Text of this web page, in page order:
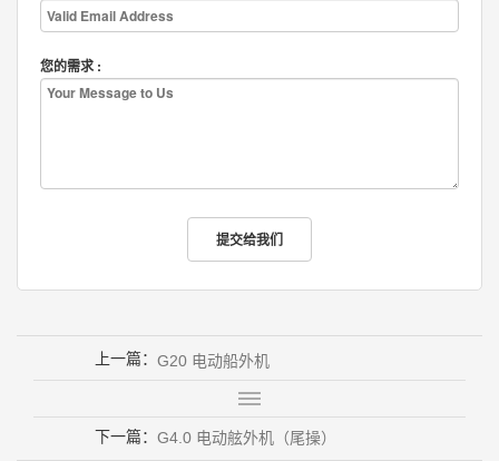
您的需求 :
上一篇： G20 电动船外机
下一篇： G4.0 电动舷外机（尾操）